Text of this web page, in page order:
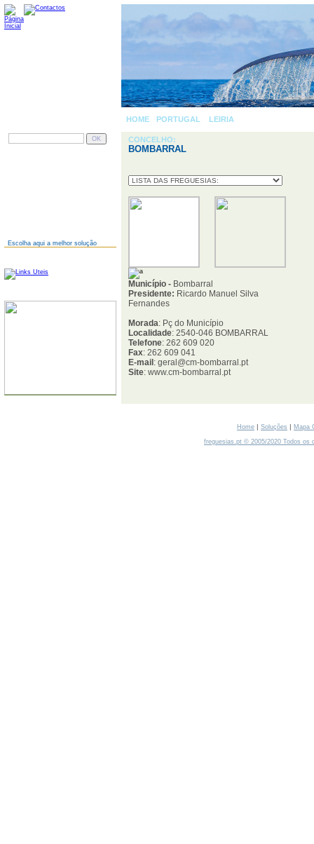
Escolha aqui a melhor solução
HOME PORTUGAL LEIRIA
CONCELHO:
BOMBARRAL
Município - Bombarral
Presidente: Ricardo Manuel Silva
Fernandes
Morada: Pç do Município
Localidade: 2540-046 BOMBARRAL
Telefone: 262 609 020
Fax: 262 609 041
E-mail : geral@cm-bombarral.pt
Site: www.cm-bombarral.pt
Home | Soluções | Mapa
freguesias.pt © 2005/2020 Todos os